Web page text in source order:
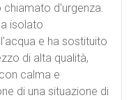
d'urgenza.
isolato
e ha sostituito
di alta qualità,
calma e
di una situazione di